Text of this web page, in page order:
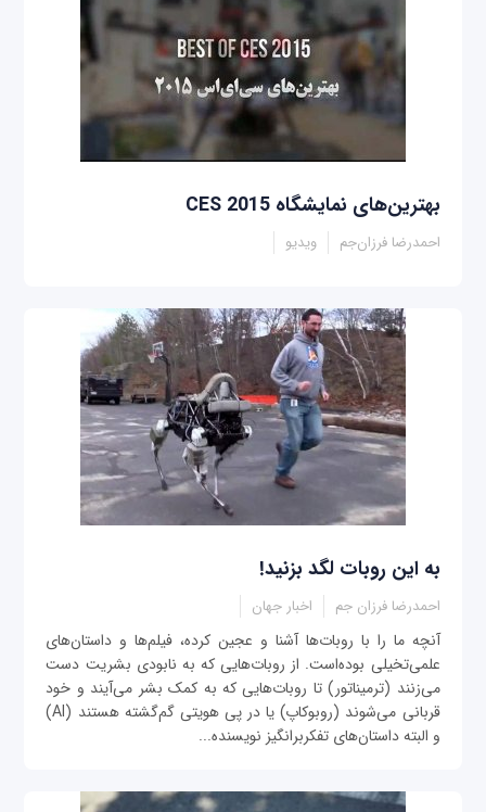
بهترین‌های نمایشگاه CES 2015
احمدرضا فرزان‌جم ویدیو
به این روبات لگد بزنید!
احمدرضا فرزان جم اخبار جهان
آنچه ما را با روبات‌ها آشنا و عجین کرده، فیلم‌ها و داستان‌های
علمی‌تخیلی بوده‌است. از روبات‌هایی که به نابودی بشریت دست
می‌زنند (ترمیناتور) تا روبات‌هایی که به کمک بشر می‌آیند و خود
قربانی می‌شوند (روبوکاپ) یا در پی هویتی گم‌گشته هستند (AI)
و البته داستان‌های تفکربرانگیز نویسنده...